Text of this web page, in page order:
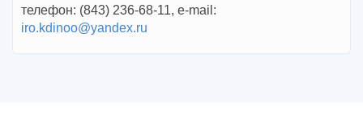
телефон: (843) 236-68-11, e-mail:
iro.kdinoo@yandex.ru